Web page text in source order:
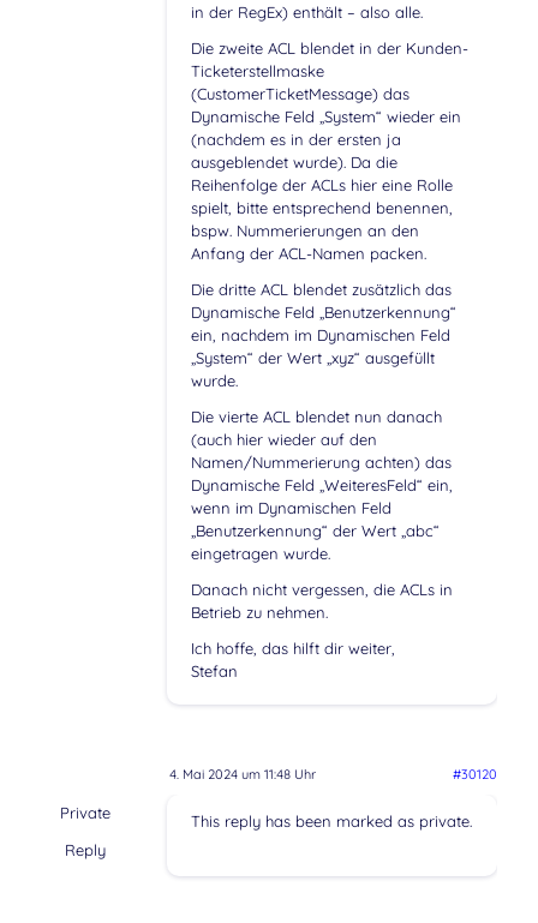
in der RegEx) enthält – also alle.
Die zweite ACL blendet in der Kunden-
Ticketerstellmaske
(CustomerTicketMessage) das
Dynamische Feld „System“ wieder ein
(nachdem es in der ersten ja
ausgeblendet wurde). Da die
Reihenfolge der ACLs hier eine Rolle
spielt, bitte entsprechend benennen,
bspw. Nummerierungen an den
Anfang der ACL-Namen packen.
Die dritte ACL blendet zusätzlich das
Dynamische Feld „Benutzerkennung“
ein, nachdem im Dynamischen Feld
„System“ der Wert „xyz“ ausgefüllt
wurde.
Die vierte ACL blendet nun danach
(auch hier wieder auf den
Namen/Nummerierung achten) das
Dynamische Feld „WeiteresFeld“ ein,
wenn im Dynamischen Feld
„Benutzerkennung“ der Wert „abc“
eingetragen wurde.
Danach nicht vergessen, die ACLs in
Betrieb zu nehmen.
Ich hoffe, das hilft dir weiter,
Stefan
4. Mai 2024 um 11:48 Uhr #30120
Private
Reply
This reply has been marked as private.